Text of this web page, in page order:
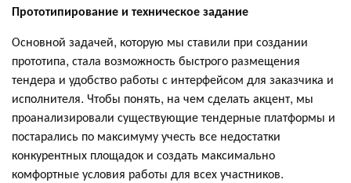
Прототипирование и техническое задание
Основной задачей, которую мы ставили при создании
прототипа, стала возможность быстрого размещения
тендера и удобство работы с интерфейсом для заказчика и
исполнителя. Чтобы понять, на чем сделать акцент, мы
проанализировали существующие тендерные платформы и
постарались по максимуму учесть все недостатки
конкурентных площадок и создать максимально
комфортные условия работы для всех участников.